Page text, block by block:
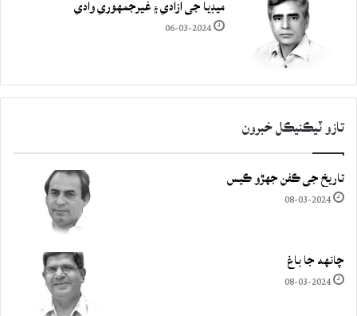
ميڊيا جي آزادي ۽ غيرجمھوري وادي
06-03-2024
تازو ٽيڪنيڪل خبرون
تاريخ جي ڪفن جھڙو ڪيس
08-03-2024
چانهه جا باغ
08-03-2024